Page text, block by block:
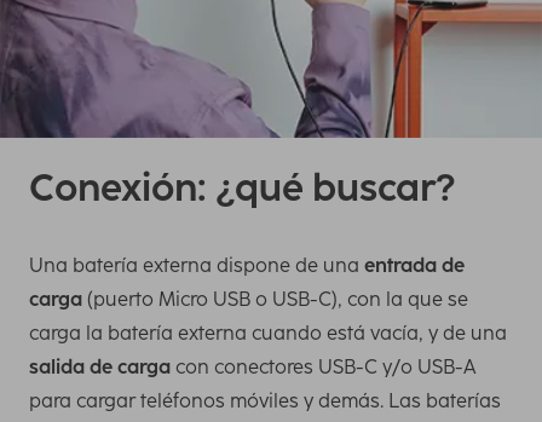
Conexión: ¿qué buscar?
Una batería externa dispone de una entrada de
carga (puerto Micro USB o USB-C), con la que se
carga la batería externa cuando está vacía, y de una
salida de carga con conectores USB-C y/o USB-A
para cargar teléfonos móviles y demás. Las baterías